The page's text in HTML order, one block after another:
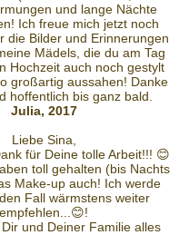
und lange Nächte
Ich freue mich jetzt noch
die Bilder und Erinnerungen
Mädels, die du am Tag
Hochzeit auch noch gestylt
großartig aussahen! Danke
hoffentlich bis ganz bald.
Julia, 2017
Liebe Sina,
für Deine tolle Arbeit!!! 😊
toll gehalten (bis Nachts
Make-up auch! Ich werde
Fall wärmstens weiter
empfehlen...😊!
und Deiner Familie alles